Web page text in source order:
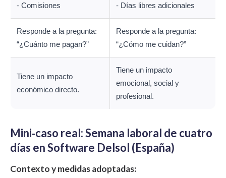
- Comisiones
- Días libres adicionales
Responde a la pregunta:
“¿Cuánto me pagan?”
Responde a la pregunta:
“¿Cómo me cuidan?”
Tiene un impacto
económico directo.
Tiene un impacto
emocional, social y
profesional.
Mini‑caso real: Semana laboral de cuatro
días en Software Delsol (España)
Contexto y medidas adoptadas: